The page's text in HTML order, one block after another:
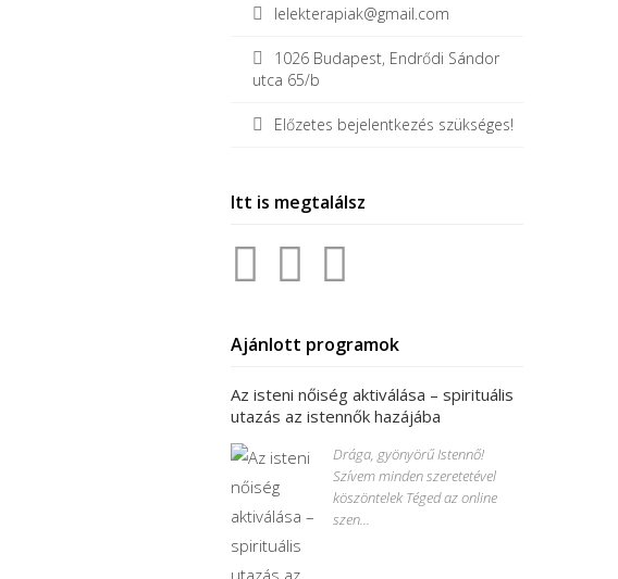
navigation
lelekterapiak@gmail.com
1026 Budapest, Endrődi Sándor
utca 65/b
Előzetes bejelentkezés szükséges!
Itt is megtalálsz
Ajánlott programok
Az isteni nőiség aktiválása – spirituális
utazás az istennők hazájába
Drága, gyönyörű Istennő!
Szívem minden szeretetével
köszöntelek Téged az online
szen...